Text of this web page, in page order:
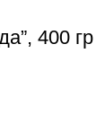
400 гр